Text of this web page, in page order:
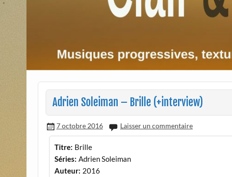
Adrien Soleiman – Brille (+interview)
7 octobre 2016 Laisser un commentaire
Titre: Brille
Séries: Adrien Soleiman
Auteur: 2016